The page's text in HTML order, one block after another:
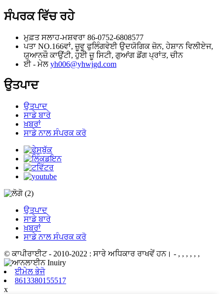
ਸੰਪਰਕ ਵਿੱਚ ਰਹੇ
ਮੁਫ਼ਤ ਸਲਾਹ-ਮਸ਼ਵਰਾ 86-0752-6808577
ਪਤਾ NO.166ਵਾਂ, ਜ਼ੂਵੂ ਫੁਲਿੰਗਵੇਈ ਉਦਯੋਗਿਕ ਜ਼ੋਨ, ਹੇਸ਼ਾਨ ਵਿਲੀਏਜ,
ਯੁਆਨਜ਼ੌ ਕਾਉਂਟੀ, ਹੁਈ ਜ਼ੂ ਸਿਟੀ, ਗੁਆਂਗ ਡੋਂਗ ਪ੍ਰਾਂਤ, ਚੀਨ
ਈ - ਮੇਲ yh006@yhwjgd.com
ਉਤਪਾਦ
ਉਤਪਾਦ
ਸਾਡੇ ਬਾਰੇ
ਖ਼ਬਰਾਂ
ਸਾਡੇ ਨਾਲ ਸੰਪਰਕ ਕਰੋ
ਉਤਪਾਦ
ਸਾਡੇ ਬਾਰੇ
ਖ਼ਬਰਾਂ
ਸਾਡੇ ਨਾਲ ਸੰਪਰਕ ਕਰੋ
© ਕਾਪੀਰਾਈਟ - 2010-2022 : ਸਾਰੇ ਅਧਿਕਾਰ ਰਾਖਵੇਂ ਹਨ। - , , , , , ,
ਈਮੇਲ ਭੇਜੋ
8613380155517
x